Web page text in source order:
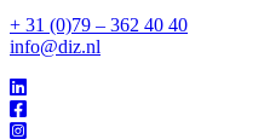
+ 31 (0)79 – 362 40 40
info@diz.nl